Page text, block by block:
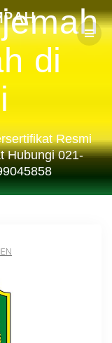
di
Resmi
Hubungi 021-